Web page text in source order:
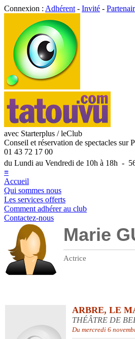
Connexion : Adhérent - Invité -
avec Starterplus / leClub
Conseil et réservation de spectacles sur
01 43 72 17 00
du Lundi au Vendredi de 10h à 18h -
≡
Accueil
Qui sommes nous
Les services offerts
Comment adhérer au club
Contactez-nous
Marie
Actrice
ARBRE, LE
THÉÂTRE DE
Du mercredi 6